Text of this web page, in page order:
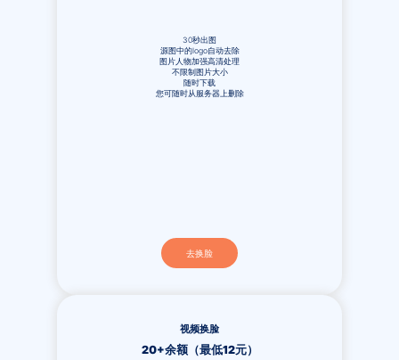
30秒出图
源图中的logo自动去除
图片人物加强高清处理
不限制图片大小
随时下载
您可随时从服务器上删除
去换脸
视频换脸
20+余额（最低12元）